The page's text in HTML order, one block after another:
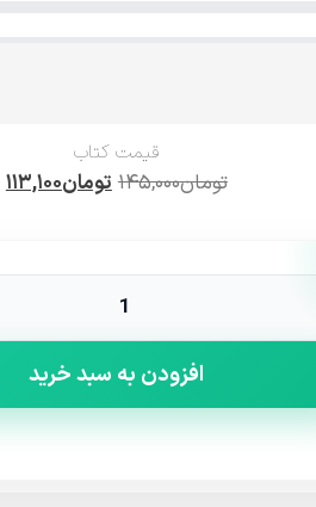
قیمت کتاب
تومان۱۴۵,۰۰۰تومان۱۱۳,۱۰۰
افزودن به سبد خرید